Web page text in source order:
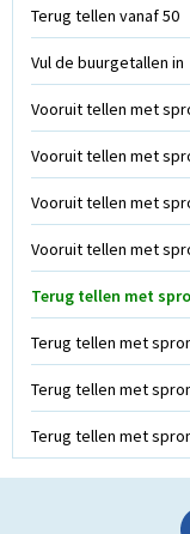
Terug tellen vanaf 50
Vul de buurgetallen in
Vooruit tellen met
Vooruit tellen met
Vooruit tellen met
Vooruit tellen met
Terug tellen met
Terug tellen met
Terug tellen met
Terug tellen met